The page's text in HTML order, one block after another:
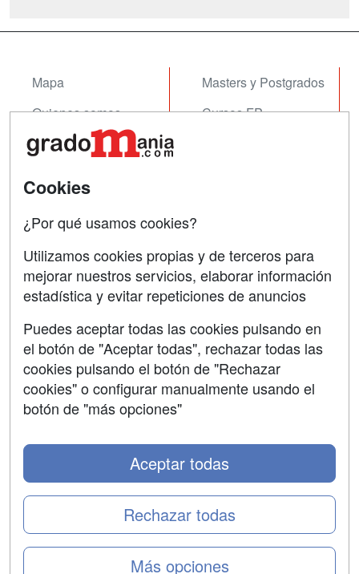
Mapa
Quienes somos
Tarifas publicidad
Masters y Postgrados
Cursos FP
Contactar
Confidencialidad
Copyleft
SÍGUENOS EN:
Cookies
¿Por qué usamos cookies?
Utilizamos cookies propias y de terceros para
mejorar nuestros servicios, elaborar información
estadística y evitar repeticiones de anuncios
Puedes aceptar todas las cookies pulsando en
el botón de "Aceptar todas", rechazar todas las
cookies pulsando el botón de "Rechazar
cookies" o configurar manualmente usando el
botón de "más opciones"
Más opciones
Rechazar todas
Aceptar todas